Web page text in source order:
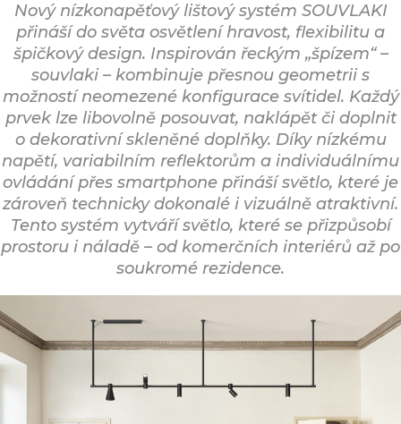
Nový nízkonapěťový lištový systém SOUVLAKI
přináší do světa osvětlení hravost, flexibilitu a
špičkový design. Inspirován řeckým „špízem“ –
souvlaki – kombinuje přesnou geometrii s
možností neomezené konfigurace svítidel. Každý
prvek lze libovolně posouvat, naklápět či doplnit
o dekorativní skleněné doplňky. Díky nízkému
napětí, variabilním reflektorům a individuálnímu
ovládání přes smartphone přináší světlo, které je
zároveň technicky dokonalé i vizuálně atraktivní.
Tento systém vytváří světlo, které se přizpůsobí
prostoru i náladě – od komerčních interiérů až po
soukromé rezidence.